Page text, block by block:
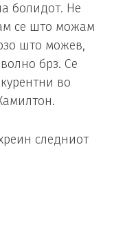
болидот. Не
се што можам
што можев,
брз. Се
во
следниот